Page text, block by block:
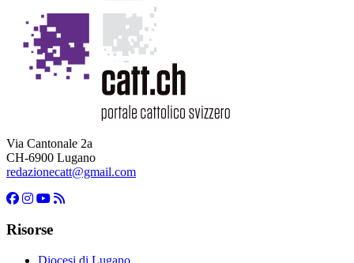
Via Cantonale 2a
CH-6900 Lugano
redazionecatt@gmail.com
Risorse
Diocesi di Lugano